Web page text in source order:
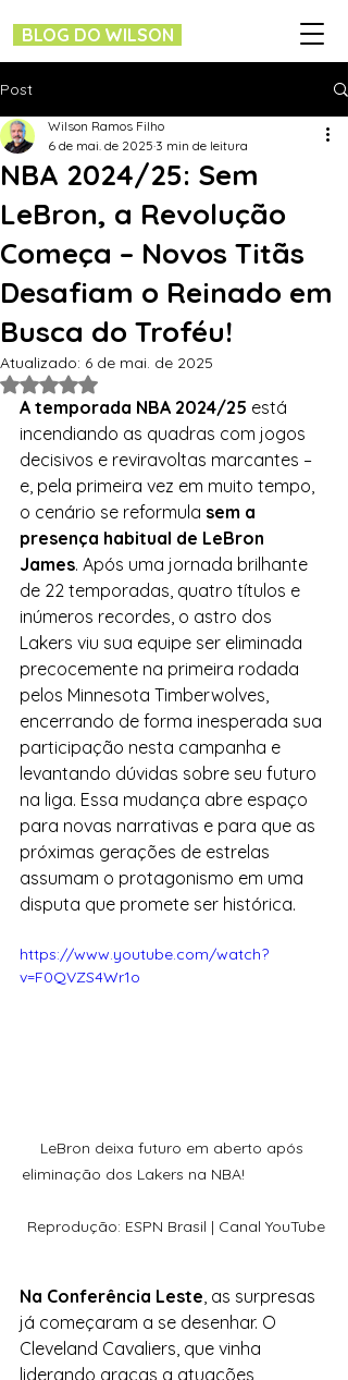
BLOG DO WILSON
Post
NBA 2024/25: Sem
LeBron, a Revolução
Começa – Novos Titãs
Desafiam o Reinado em
Busca do Troféu!
Wilson Ramos Filho
6 de mai. de 2025 3 min de leitura
Atualizado: 6 de mai. de 2025
Avaliado com NaN de 5 estrelas.
A temporada NBA 2024/25 está
incendiando as quadras com jogos
decisivos e reviravoltas marcantes –
e, pela primeira vez em muito tempo,
o cenário se reformula sem a
presença habitual de LeBron
James. Após uma jornada brilhante
de 22 temporadas, quatro títulos e
inúmeros recordes, o astro dos
Lakers viu sua equipe ser eliminada
precocemente na primeira rodada
pelos Minnesota Timberwolves,
encerrando de forma inesperada sua
participação nesta campanha e
levantando dúvidas sobre seu futuro
na liga. Essa mudança abre espaço
para novas narrativas e para que as
próximas gerações de estrelas
assumam o protagonismo em uma
disputa que promete ser histórica.
https://www.youtube.com/watch?
v=F0QVZS4Wr1o
LeBron deixa futuro em aberto após
eliminação dos Lakers na NBA!
Reprodução: ESPN Brasil | Canal YouTube
Na Conferência Leste , as surpresas
já começaram a se desenhar. O
Cleveland Cavaliers, que vinha
liderando graças a atuações